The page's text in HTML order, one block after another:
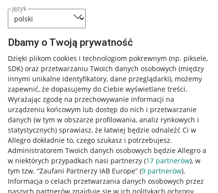
język
Dbamy o Twoją prywatność
Dzięki plikom cookies i technologiom pokrewnym (np. piksele,
SDK) oraz przetwarzaniu Twoich danych osobowych (między
innymi unikalne identyfikatory, dane przeglądarki), możemy
zapewnić, że dopasujemy do Ciebie wyświetlane treści.
Wyrażając zgodę na przechowywanie informacji na
urządzeniu końcowym lub dostęp do nich i przetwarzanie
danych (w tym w obszarze profilowania, analiz rynkowych i
statystycznych) sprawiasz, że łatwiej będzie odnaleźć Ci w
Allegro dokładnie to, czego szukasz i potrzebujesz.
Administratorem Twoich danych osobowych będzie Allegro a
w niektórych przypadkach nasi partnerzy (17 partnerów), w
tym tzw. “Zaufani Partnerzy IAB Europe” (9 partnerów).
Informacja o celach przetwarzania danych osobowych przez
Przydatne informacje